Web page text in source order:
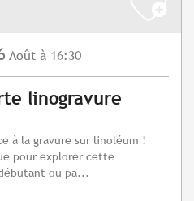
Août à 16:30
linogravure
à la gravure sur linoléum !
pour explorer cette
ou pa...